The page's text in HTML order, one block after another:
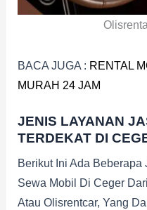
BACA JUGA : RENTAL
MURAH 24 JAM
JENIS LAYANAN
TERDEKAT DI
Berikut Ini Ada
Sewa Mobil Di Ceger Dari
Atau Olisrentcar, Yang